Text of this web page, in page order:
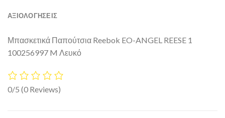
ΑΞΙΟΛΟΓΗΣΕΙΣ
Μπασκετικά Παπούτσια Reebok EO-ANGEL REESE 1
100256997 M Λευκό
0/5 (0 Reviews)